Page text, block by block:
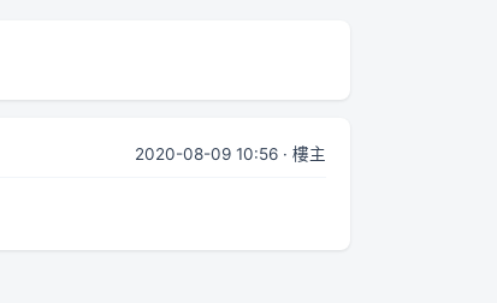
2020-08-09 10:56 · 樓主